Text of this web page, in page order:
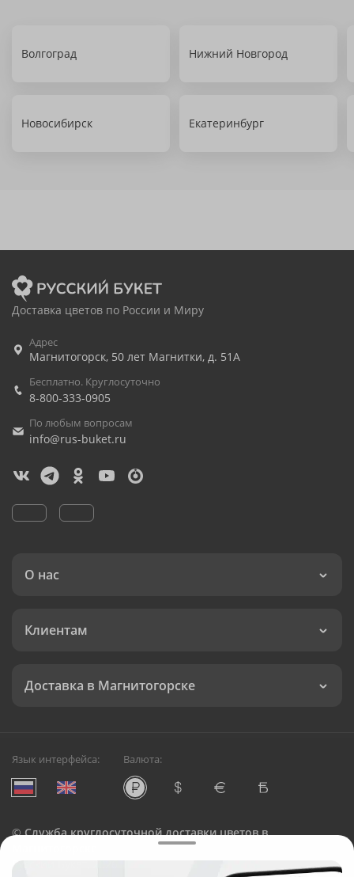
Волгоград Нижний Новгород
Новосибирск Екатеринбург
Доставка цветов по России и Миру
Адрес
Магнитогорск, 50 лет Магнитки, д. 51А
Бесплатно. Круглосуточно
8-800-333-0905
По любым вопросам
info@rus-buket.ru
О нас
Клиентам
Доставка в Магнитогорске
Язык интерфейса: Валюта:
©Служба круглосуточной доставки цветов в
Русский Букет, 2026